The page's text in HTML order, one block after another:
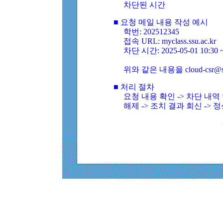
차단된 시간
■ 요청 메일 내용 작성 예시
학번: 202512345
접속 URL: myclass.ssu.ac.kr
차단 시간: 2025-05-01 10:30
위와 같은 내용을 cloud-
■ 처리 절차
요청 내용 확인 -> 차단 내
해제 -> 조치 결과 회신 ->